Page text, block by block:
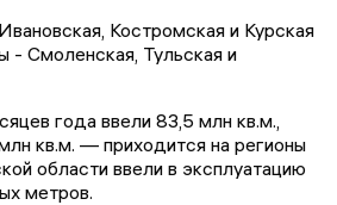
Костромская и Курская
- Смоленская, Тульская и
года ввели 83,5 млн кв.м.,
кв.м. — приходится на регионы
области ввели в эксплуатацию
метров.